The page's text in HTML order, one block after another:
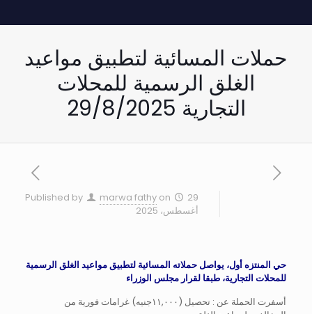
حملات المسائية لتطبيق مواعيد
الغلق الرسمية للمحلات
التجارية 29/8/2025
Published by marwa fathy on
29
أغسطس، 2025
حي المنتزه أول، يواصل حملاته المسائية لتطبيق مواعيد الغلق الرسمية
للمحلات التجارية، طبقا لقرار مجلس الوزراء
أسفرت الحملة عن : تحصيل (١١,٠٠٠جنيه) غرامات فورية من